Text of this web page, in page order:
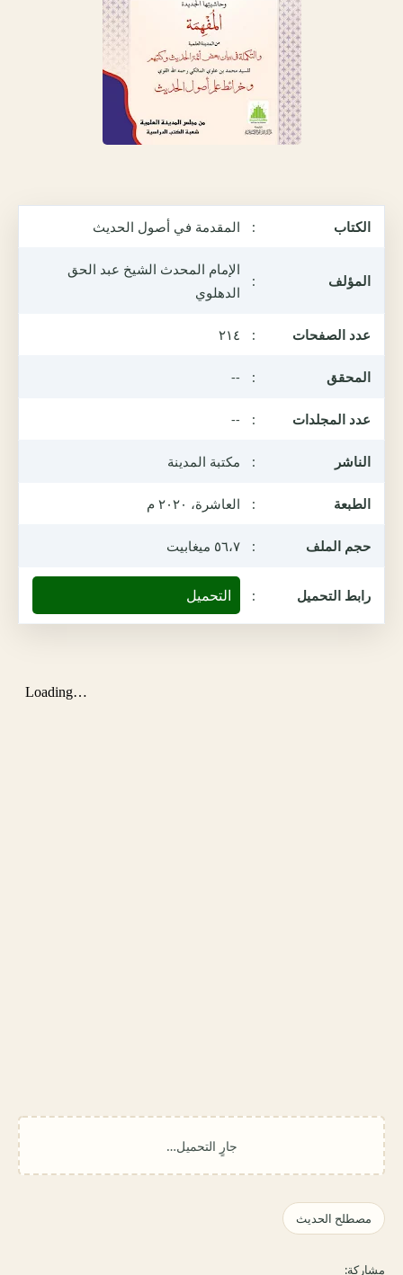
الكتاب : المقدمة في أصول الحديث
المؤلف :
الإمام المحدث الشيخ عبد الحق
الدهلوي
عدد الصفحات : ٢١٤
المحقق :
--
عدد المجلدات :
--
الناشر : مكتبة المدينة
الطبعة : العاشرة، ٢٠٢٠ م
حجم الملف : ٥٦،٧ ميغابيت
رابط التحميل : التحميل